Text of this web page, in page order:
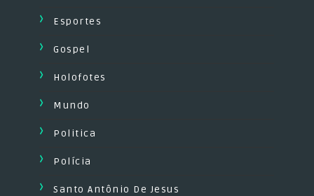
Esportes
Gospel
Holofotes
Mundo
Politica
Polícia
Santo Antônio De Jesus